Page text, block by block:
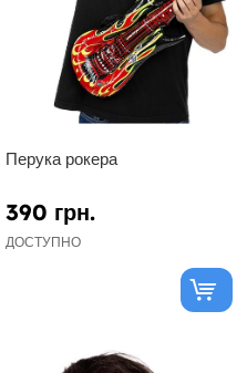
Перука рокера
390 грн.
ДОСТУПНО